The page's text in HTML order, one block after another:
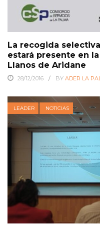
La recogida
estará presente en
Llanos de Aridane
28/12/2016 BY ADER LA
LEADER NOTICIAS